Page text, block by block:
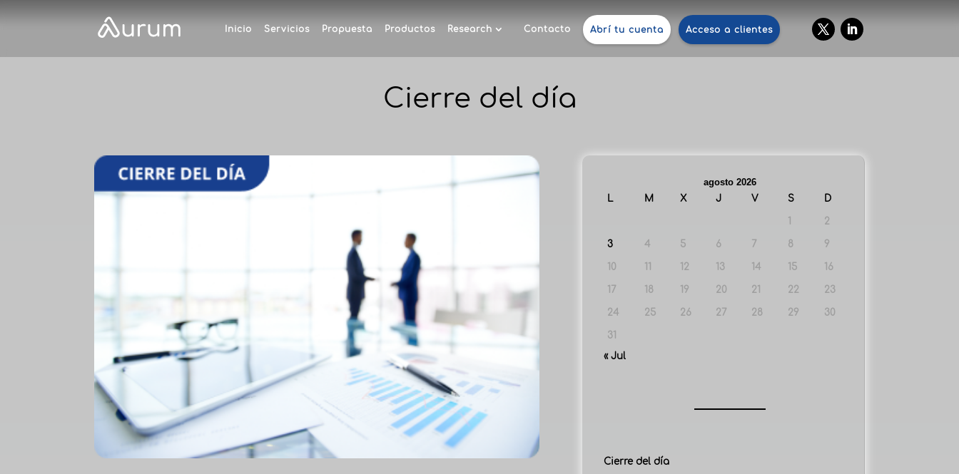
Inicio Servicios Propuesta Productos Research Contacto Abrí tu cuenta Acceso a clientes
Cierre del día
agosto 2026
L
M X J V S D
1 2
3 4 5 6 7 8 9
10 11 12 13 14 15 16
17 18 19 20 21 22 23
24 25 26 27 28 29 30
31
« Jul
Cierre del día